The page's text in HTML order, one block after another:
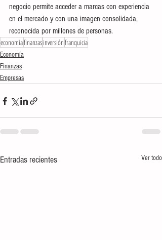
negocio permite acceder a marcas con experiencia
en el mercado y con una imagen consolidada,
reconocida por millones de personas.
economíafinanzasinversiónfranquicia
Economía
Finanzas
Empresas
Entradas recientes Ver todo